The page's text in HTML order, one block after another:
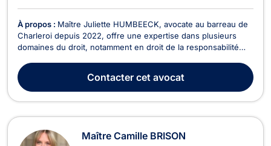
À propos : Maître Juliette HUMBEECK, avocate au barreau de
Charleroi depuis 2022, offre une expertise dans plusieurs
domaines du droit, notamment en droit de la responsabilité
et en droit du roulage. Maître HUMBEECK est titulaire d'un
master en droit à finalité spécialis...
Contactercet avocat
Maître Camille BRISON